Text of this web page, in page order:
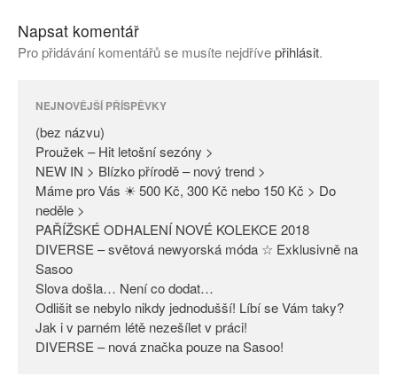
trend >
KOLEKCE 2018
DIVERSE – světová newyorská
móda ☆ Exklusivně na Sasoo
Odlišit se nebylo nikdy
práci!
DIVERSE – nová značka pouze
na Sasoo!
Napsat komentář
Pro přidávání komentářů se musíte nejdřívepřihlásit.
NEJNOVĚJŠÍ PŘÍSPĚVKY
(bez názvu)
Proužek – Hit letošní sezóny >
NEW IN > Blízko přírodě – nový trend >
Máme pro Vás ☀ 500 Kč, 300 Kč nebo 150 Kč > Do
neděle >
PAŘÍŽSKÉ ODHALENÍ NOVÉ KOLEKCE 2018
DIVERSE – světová newyorská móda ☆ Exklusivně na
Sasoo
Slova došla… Není co dodat…
Odlišit se nebylo nikdy jednodušší! Líbí se Vám taky?
Jak i v parném létě nezešílet v práci!
DIVERSE – nová značka pouze na Sasoo!